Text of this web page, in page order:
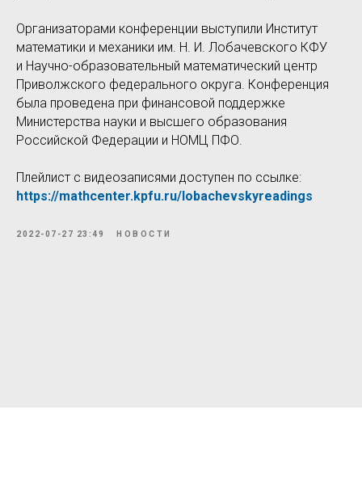
Организаторами конференции выступили Институт
математики и механики им. Н. И. Лобачевского КФУ
и Научно-образовательный математический центр
Приволжского федерального округа. Конференция
была проведена при финансовой поддержке
Министерства науки и высшего образования
Российской Федерации и НОМЦ ПФО.
Плейлист с видеозаписями доступен по ссылке:
https://mathcenter.kpfu.ru/lobachevskyreadings
2022-07-27 23:49 НОВОСТИ